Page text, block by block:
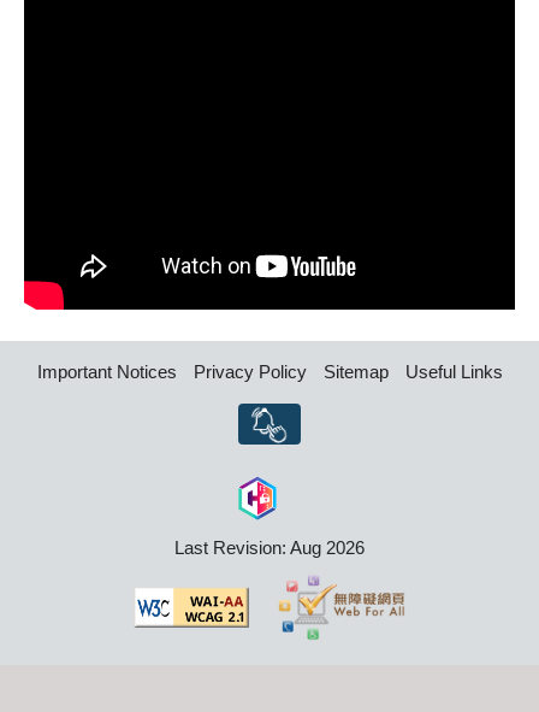
Important Notices Privacy Policy Sitemap Useful Links
Last Revision: Aug 2026